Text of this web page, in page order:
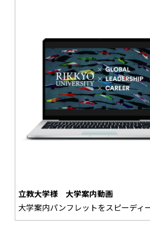
立教大学様 大学案内動画
大学案内パンフレットをスピーディ